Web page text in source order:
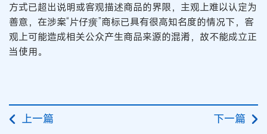
方式已超出说明或客观描述商品的界限，主观上难以认定为
善意，在涉案“片仔癀”商标已具有很高知名度的情况下，客
观上可能造成相关公众产生商品来源的混淆，故不能成立正
当使用。
上一篇 下一篇